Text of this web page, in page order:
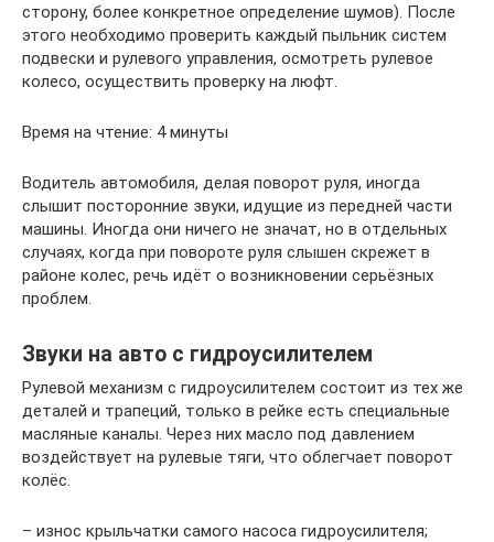
сторону, более конкретное определение шумов). После
этого необходимо проверить каждый пыльник систем
подвески и рулевого управления, осмотреть рулевое
колесо, осуществить проверку на люфт.
Время на чтение: 4 минуты
Водитель автомобиля, делая поворот руля, иногда
слышит посторонние звуки, идущие из передней части
машины. Иногда они ничего не значат, но в отдельных
случаях, когда при повороте руля слышен скрежет в
районе колес, речь идёт о возникновении серьёзных
проблем.
Звуки на авто с гидроусилителем
Рулевой механизм с гидроусилителем состоит из тех же
деталей и трапеций, только в рейке есть специальные
масляные каналы. Через них масло под давлением
воздействует на рулевые тяги, что облегчает поворот
колёс.
– износ крыльчатки самого насоса гидроусилителя;